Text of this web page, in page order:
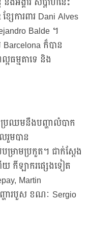
សែការពារ Dani Alves
Balde ។
ក៏បាន
ធម្មតាទេ និង
រឈមនឹងបញ្ហាលំបាក
មបាន
រាមប្រកួត។ ជាក់ស្តែង
កីឡាករផ្សេងទៀត
Martin
ហារបួស ខណៈ Sergio